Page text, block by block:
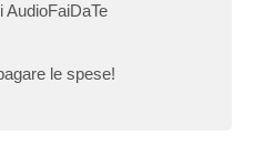
AudioFaiDaTe
le spese!